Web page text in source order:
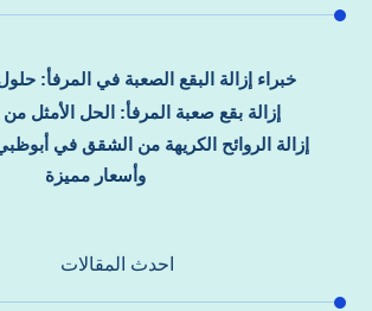
خبراء إزالة البقع الصعبة في المرفأ:
إزالة بقع صعبة المرفأ: الحل الأمثل
إزالة الروائح الكريهة من الشقق في
وأسعار مميزة
احدث المقالات